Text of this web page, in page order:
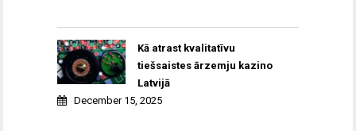
Kā atrast kvalitatīvu
tiešsaistes ārzemju kazino
Latvijā
December 15, 2025